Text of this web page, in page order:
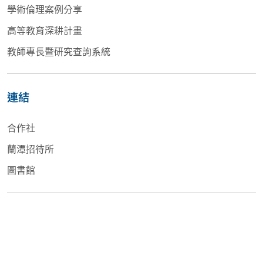
學術倫理案例分享
高等教育深耕計畫
教師專長暨研究查詢系統
連結
合作社
蘭潭招待所
圖書館